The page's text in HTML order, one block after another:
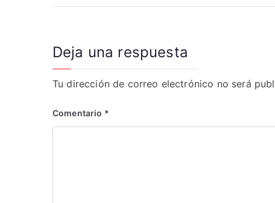
de
Deja una respuesta
Tu dirección de correo electrónico no será
Comentario *